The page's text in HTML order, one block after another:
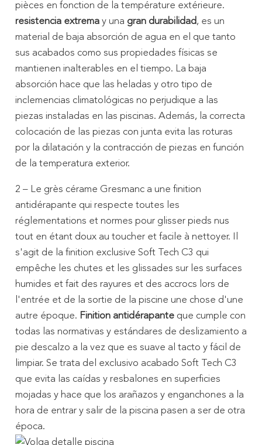
pièces en fonction de la température extérieure.
resistencia extremay una gran durabilidad, es un
material de baja absorción de agua en el que tanto
sus acabados como sus propiedades físicas se
mantienen inalterables en el tiempo. La baja
absorción hace que las heladas y otro tipo de
inclemencias climatológicas no perjudique a las
piezas instaladas en las piscinas. Además, la correcta
colocación de las piezas con junta evita las roturas
por la dilatación y la contracción de piezas en función
de la temperatura exterior.
2 – Le grès cérame Gresmanc a une finition
antidérapante qui respecte toutes les
réglementations et normes pour glisser pieds nus
tout en étant doux au toucher et facile à nettoyer. Il
s'agit de la finition exclusive Soft Tech C3 qui
empêche les chutes et les glissades sur les surfaces
humides et fait des rayures et des accrocs lors de
l'entrée et de la sortie de la piscine une chose d'une
autre époque. Finition antidérapanteque cumple con
todas las normativas y estándares de deslizamiento a
pie descalzo a la vez que es suave al tacto y fácil de
limpiar. Se trata del exclusivo acabado Soft Tech C3
que evita las caídas y resbalones en superficies
mojadas y hace que los arañazos y enganchones a la
hora de entrar y salir de la piscina pasen a ser de otra
época.